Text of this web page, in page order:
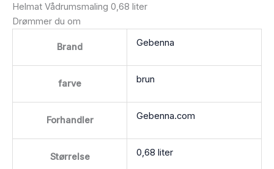
Helmat Vådrumsmaling 0,68 liter
Drømmer du om
Brand Gebenna
farve brun
Forhandler Gebenna.com
Størrelse 0,68 liter